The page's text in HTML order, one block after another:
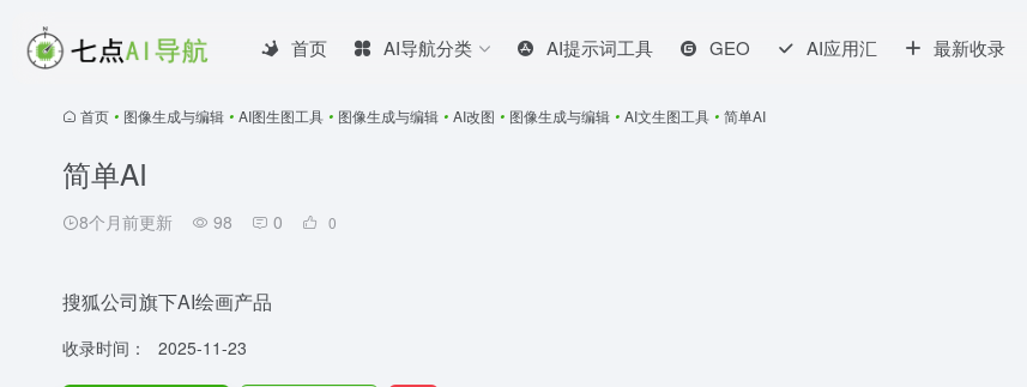
首页 AI导航分类 AI提示词工具 GEO AI应用汇 最新收录
首页 • 图像生成与编辑 • AI图生图工具 • 图像生成与编辑 • AI改图 • 图像生成与编辑 • AI文生图工具 • 简单AI
简单AI
8个月前更新 98 0 0
搜狐公司旗下AI绘画产品
收录时间： 2025-11-23